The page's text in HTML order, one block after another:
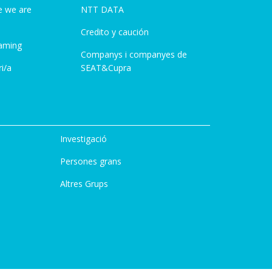
we are
a
NTT DATA
Credito y caución
Companys i companyes de
SEAT&Cupra
Investigació
Persones grans
Altres Grups